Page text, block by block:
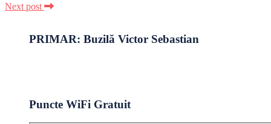
Next post
PRIMAR: Buzilă Victor Sebastian
Puncte WiFi Gratuit